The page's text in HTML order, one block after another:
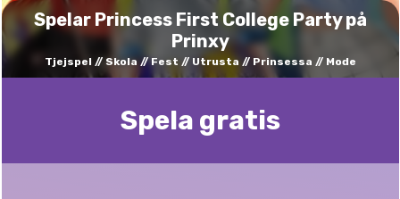
Spelar Princess First College Party på
Prinxy
Tjejspel Skola Fest Utrusta Prinsessa Mode
Spela gratis